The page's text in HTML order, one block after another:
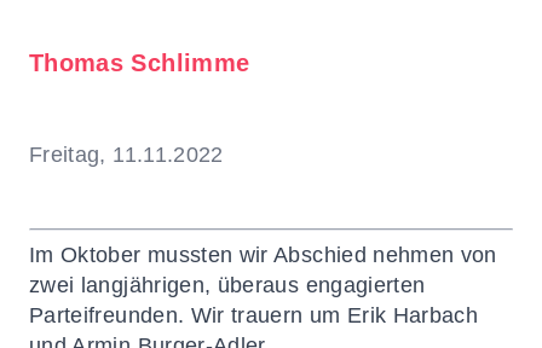
Thomas Schlimme
Freitag, 11.11.2022
Im Oktober mussten wir Abschied nehmen von
zwei langjährigen, überaus engagierten
Parteifreunden. Wir trauern um Erik Harbach